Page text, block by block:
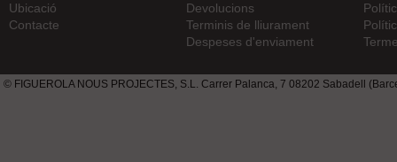
Ubicació
Contacte
Devolucions
Terminis de lliurament
Despeses d'enviament
© FIGUEROLA NOUS PROJECTES, S.L. Carrer Palanca, 7 08202 Sabadell